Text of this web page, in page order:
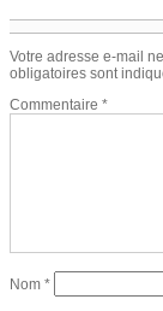
Votre adresse e-mail
obligatoires sont
Commentaire *
Nom *